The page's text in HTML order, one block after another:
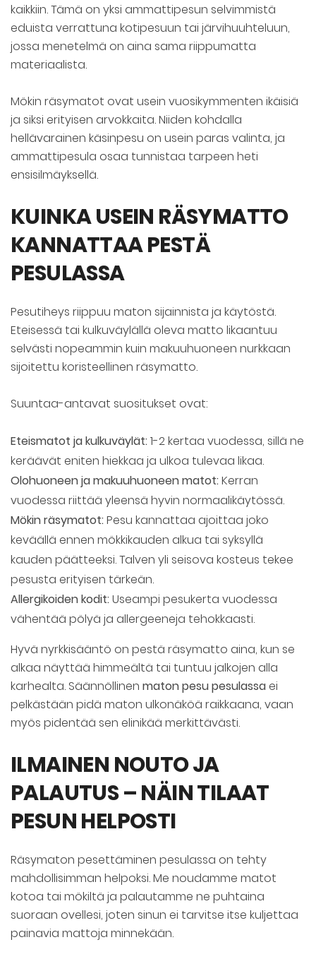
kaikkiin. Tämä on yksi ammattipesun selvimmistä
eduista verrattuna kotipesuun tai järvihuuhteluun,
jossa menetelmä on aina sama riippumatta
materiaalista.
Mökin räsymatot ovat usein vuosikymmenten ikäisiä
ja siksi erityisen arvokkaita. Niiden kohdalla
hellävarainen käsinpesu on usein paras valinta, ja
ammattipesula osaa tunnistaa tarpeen heti
ensisilmäyksellä.
KUINKA USEIN RÄSYMATTO
KANNATTAA PESTÄ
PESULASSA
Pesutiheys riippuu maton sijainnista ja käytöstä.
Eteisessä tai kulkuväylällä oleva matto likaantuu
selvästi nopeammin kuin makuuhuoneen nurkkaan
sijoitettu koristeellinen räsymatto.
Suuntaa-antavat suositukset ovat:
Eteismatot ja kulkuväylät:1-2 kertaa vuodessa, sillä ne
keräävät eniten hiekkaa ja ulkoa tulevaa likaa.
Olohuoneen ja makuuhuoneen matot:Kerran
vuodessa riittää yleensä hyvin normaalikäytössä.
Mökin räsymatot:Pesu kannattaa ajoittaa joko
keväällä ennen mökkikauden alkua tai syksyllä
kauden päätteeksi. Talven yli seisova kosteus tekee
pesusta erityisen tärkeän.
Allergikoiden kodit:Useampi pesukerta vuodessa
vähentää pölyä ja allergeeneja tehokkaasti.
Hyvä nyrkkisääntö on pestä räsymatto aina, kun se
alkaa näyttää himmeältä tai tuntuu jalkojen alla
karhealta. Säännöllinen maton pesu pesulassaei
pelkästään pidä maton ulkonäköä raikkaana, vaan
myös pidentää sen elinikää merkittävästi.
ILMAINEN NOUTO JA
PALAUTUS – NÄIN TILAAT
PESUN HELPOSTI
Räsymaton pesettäminen pesulassa on tehty
mahdollisimman helpoksi. Me noudamme matot
kotoa tai mökiltä ja palautamme ne puhtaina
suoraan ovellesi, joten sinun ei tarvitse itse kuljettaa
painavia mattoja minnekään.